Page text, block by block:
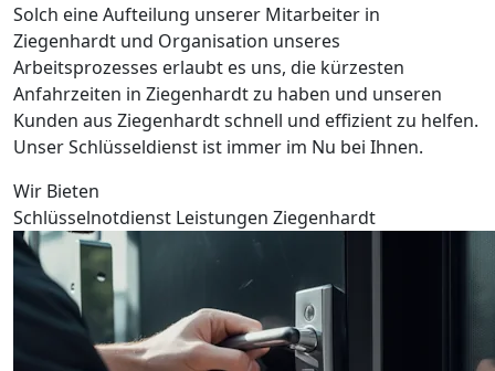
Solch eine Aufteilung unserer Mitarbeiter in
Ziegenhardt und Organisation unseres
Arbeitsprozesses erlaubt es uns, die kürzesten
Anfahrzeiten in Ziegenhardt zu haben und unseren
Kunden aus Ziegenhardt schnell und effizient zu helfen.
Unser Schlüsseldienst ist immer im Nu bei Ihnen.
Wir Bieten
Schlüsselnotdienst Leistungen Ziegenhardt